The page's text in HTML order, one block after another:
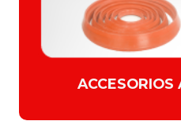
ACCESORIOS